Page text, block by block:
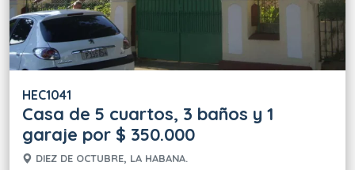
HEC1041
Casa de 5 cuartos, 3 baños y 1
garaje por $ 350.000
DIEZ DE OCTUBRE, LA HABANA.